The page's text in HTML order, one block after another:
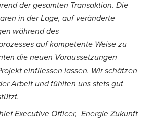
der gesamten Transaktion. Die
in der Lage, auf veränderte
während des
auf kompetente Weise zu
die neuen Voraussetzungen
einfliessen lassen. Wir schätzen
Arbeit und fühlten uns stets gut
Executive Officer, Energie Zukunft
Manager, Aarau